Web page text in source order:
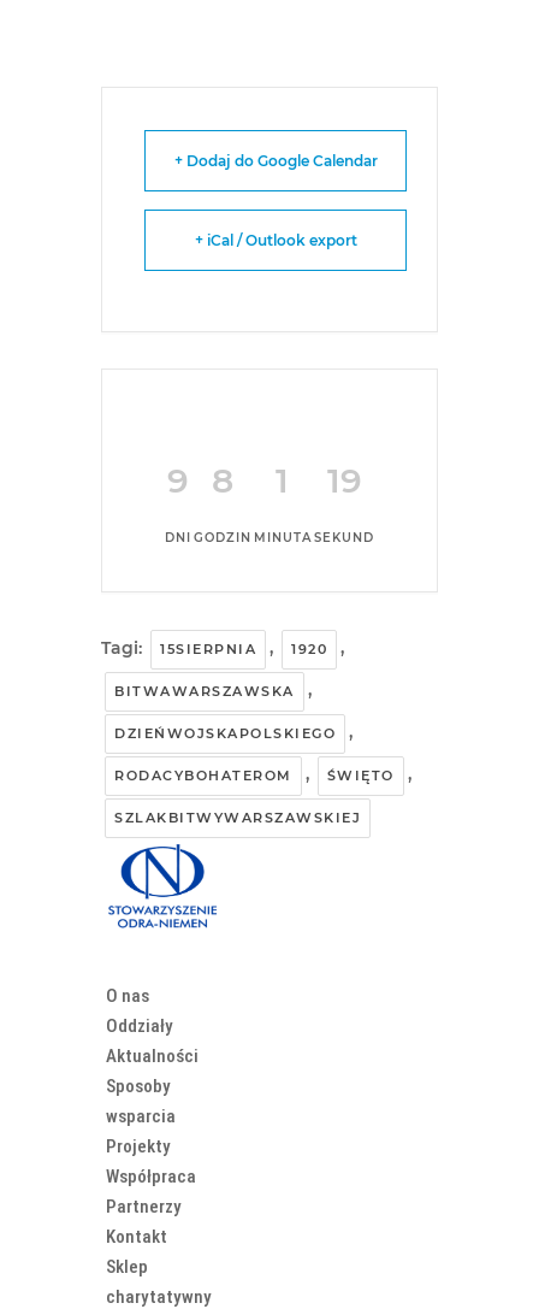
+ Dodaj do Google Calendar
+ iCal / Outlook export
9
DNI
8
GODZIN
1
MINUTA
19
SEKUND
Tagi: 15SIERPNIA , 1920 ,
BITWAWARSZAWSKA ,
DZIEŃWOJSKAPOLSKIEGO ,
RODACYBOHATEROM , ŚWIĘTO ,
SZLAKBITWYWARSZAWSKIEJ
O nas
Oddziały
Aktualności
Sposoby
wsparcia
Projekty
Współpraca
Partnerzy
Kontakt
Sklep
charytatywny